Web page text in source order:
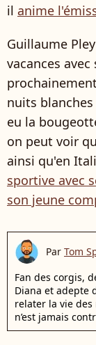
il anime
Guillaume
vacances
nuits
eu la
on peut voir
ainsi qu'en
sportive avec
son jeune
Par Tom
Fan des corgis,
Diana et adepte
relater la vie
n’est jamais